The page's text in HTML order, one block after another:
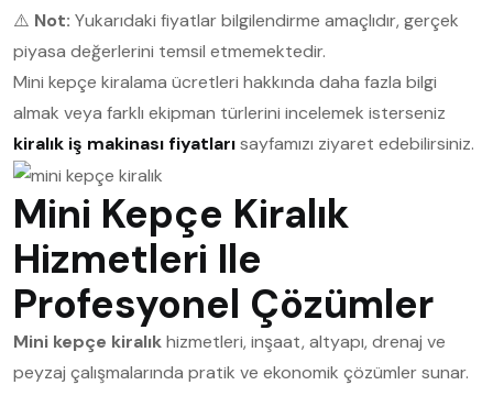
⚠️ Not: Yukarıdaki fiyatlar bilgilendirme amaçlıdır, gerçek
piyasa değerlerini temsil etmemektedir.
Mini kepçe kiralama ücretleri hakkında daha fazla bilgi
almak veya farklı ekipman türlerini incelemek isterseniz
kiralık iş makinası fiyatlarısayfamızı ziyaret edebilirsiniz.
Mini Kepçe Kiralık
Hizmetleri Ile
Profesyonel Çözümler
Mini kepçe kiralıkhizmetleri, inşaat, altyapı, drenaj ve
peyzaj çalışmalarında pratik ve ekonomik çözümler sunar.